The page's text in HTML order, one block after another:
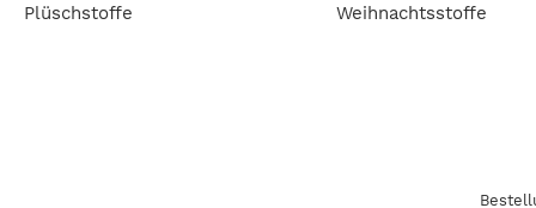
Plüschstoffe
Weihnachtsstoffe